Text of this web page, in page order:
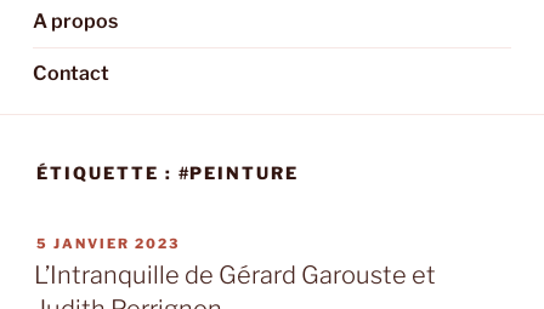
A propos
Contact
ÉTIQUETTE : #PEINTURE
PUBLIÉ
LE
5 JANVIER 2023
L’Intranquille de Gérard Garouste et